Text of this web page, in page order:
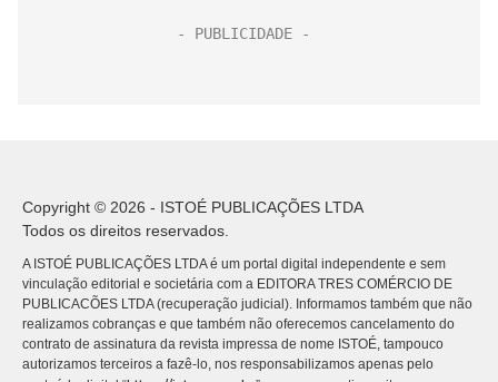
Copyright © 2026 - ISTOÉ PUBLICAÇÕES LTDA
Todos os direitos reservados.
A ISTOÉ PUBLICAÇÕES LTDA é um portal digital independente e sem
vinculação editorial e societária com a EDITORA TRES COMÉRCIO DE
PUBLICACÕES LTDA (recuperação judicial). Informamos também que não
realizamos cobranças e que também não oferecemos cancelamento do
contrato de assinatura da revista impressa de nome ISTOÉ, tampouco
autorizamos terceiros a fazê-lo, nos responsabilizamos apenas pelo